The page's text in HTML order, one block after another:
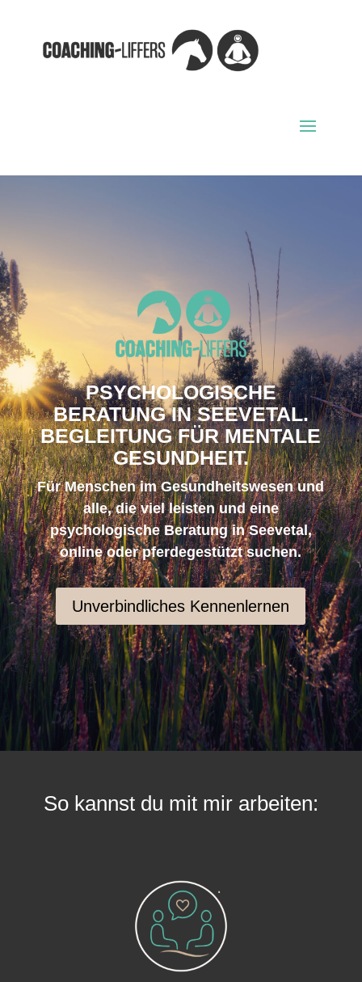
PSYCHOLOGISCHE
BERATUNG IN SEEVETAL.
BEGLEITUNG FÜR MENTALE
GESUNDHEIT.
Für Menschen im Gesundheitswesen und
alle, die viel leisten und eine
psychologische Beratung in Seevetal,
online oder pferdegestützt suchen.
Unverbindliches Kennenlernen
So kannst du mit mir arbeiten: